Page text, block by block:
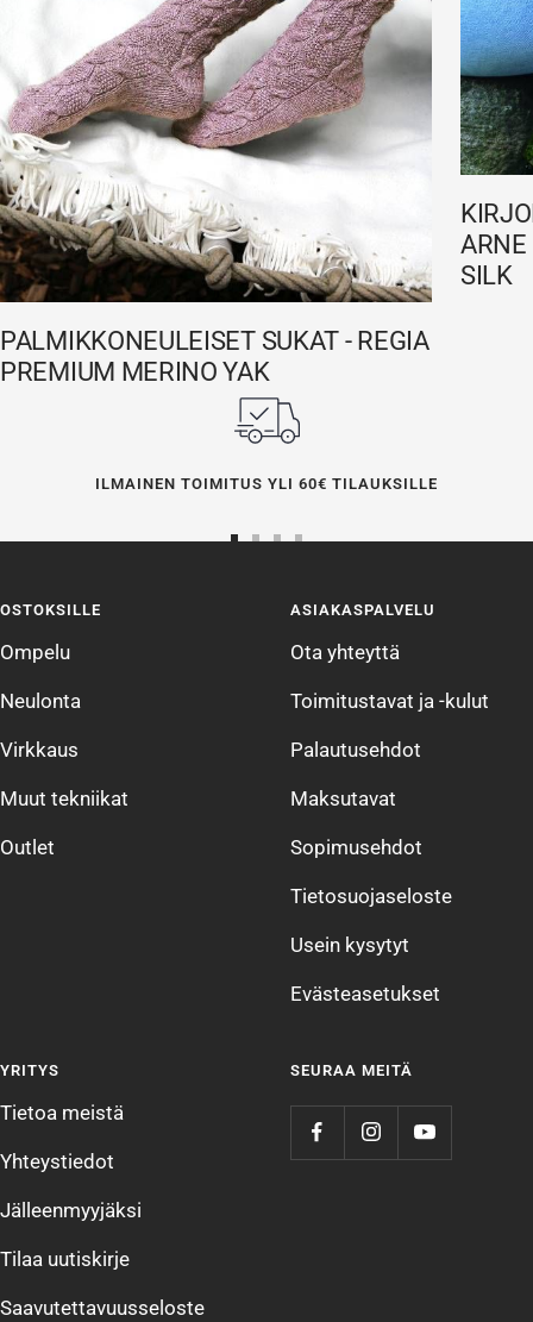
PALMIKKONEULEISET SUKAT - REGIA
PREMIUM MERINO YAK
ARNE
SILK
ILMAINEN TOIMITUS YLI 60€ TILAUKSILLE
4
OSTOKSILLE
Ompelu
Neulonta
Virkkaus
Muut tekniikat
Outlet
ASIAKASPALVELU
Ota yhteyttä
Toimitustavat ja -kulut
Palautusehdot
Maksutavat
Sopimusehdot
Tietosuojaseloste
Usein kysytyt
Evästeasetukset
YRITYS
Tietoa meistä
Yhteystiedot
Jälleenmyyjäksi
Tilaa uutiskirje
Saavutettavuusseloste
SEURAA MEITÄ